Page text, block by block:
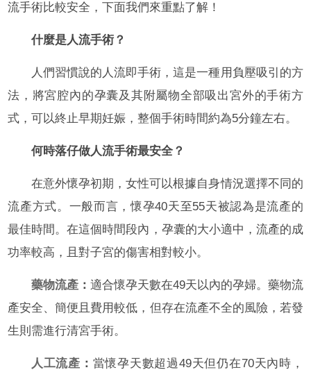
流手術比較安全，下面我們來重點了解！
什麼是人流手術？
人們習慣說的人流即手術，這是一種用負壓吸引的方
法，將宮腔內的孕囊及其附屬物全部吸出宮外的手術方
式，可以終止早期妊娠，整個手術時間約為5分鐘左右。
何時落仔做人流手術最安全？
在意外懷孕初期，女性可以根據自身情況選擇不同的
流產方式。一般而言，懷孕40天至55天被認為是流產的
最佳時間。在這個時間段內，孕囊的大小適中，流產的成
功率較高，且對子宮的傷害相對較小。
藥物流產： 適合懷孕天數在49天以內的孕婦。藥物流
產安全、簡便且費用較低，但存在流產不全的風險，若發
生則需進行清宮手術。
人工流產 ： 當懷孕天數超過49天但仍在70天內時，